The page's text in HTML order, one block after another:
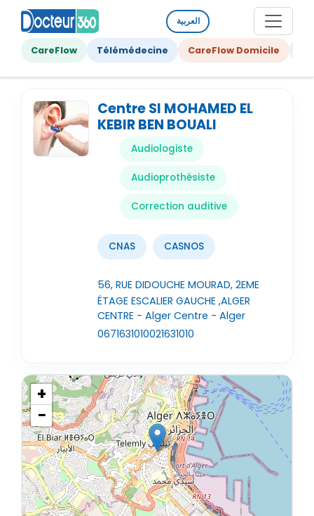
العربية
CareFlow Télémédecine CareFlow Domicile
Centre SI MOHAMED EL
KEBIR BEN BOUALI
Audiologiste
Audioprothésiste
Correction auditive
CNAS CASNOS
56, RUE DIDOUCHE MOURAD, 2EME
ÉTAGE ESCALIER GAUCHE ,ALGER
CENTRE - Alger Centre - Alger
0671631010021631010
+
−